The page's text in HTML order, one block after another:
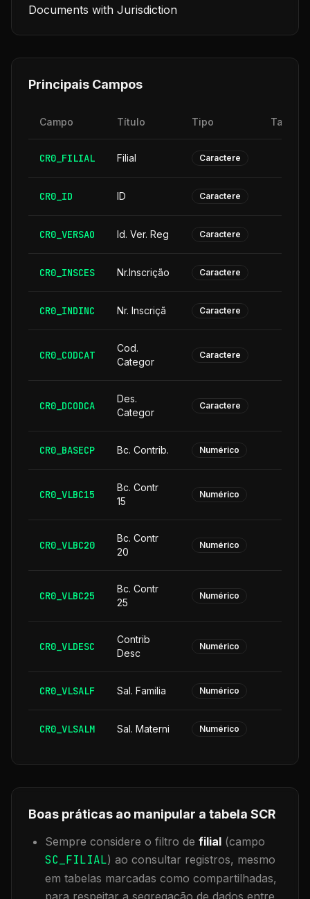
Documents with Jurisdiction
Principais Campos
Campo Título Tipo
CR0_FILIAL Filial Caractere
CR0_ID ID Caractere
CR0_VERSAO Id. Ver. Reg Caractere
CR0_INSCES Nr.Inscrição Caractere
CR0_INDINC Nr. Inscriçã Caractere
CR0_CODCAT
Cod.
Categor
Caractere
CR0_DCODCA
Des.
Categor
Caractere
CR0_BASECP Bc. Contrib. Numérico
CR0_VLBC15
Bc. Contr
15
Numérico
CR0_VLBC20
Bc. Contr
20
Numérico
CR0_VLBC25
Bc. Contr
25
Numérico
CR0_VLDESC
Contrib
Desc
Numérico
CR0_VLSALF Sal. Familia Numérico
CR0_VLSALM Sal. Materni Numérico
Boas práticas ao manipular a tabela SCR
Sempre considere o filtro de filial (campo
SC_FILIAL) ao consultar registros, mesmo
em tabelas marcadas como compartilhadas,
para respeitar a segregação de dados entre